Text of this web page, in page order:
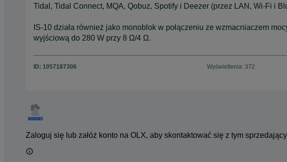
Tidal, Tidal Connect, MQA, Qobuz, Spotify i Deezer (przez LAN, Wi-Fi i
IS-10 działa również jako monoblok w połączeniu ze wzmacniaczem
wyjściową do 280 W przy 8 Ω/4 Ω.
ID: 1057187306 Wyświetlenia: 372
Zaloguj się lub załóż konto na OLX, aby skontaktować się z tym